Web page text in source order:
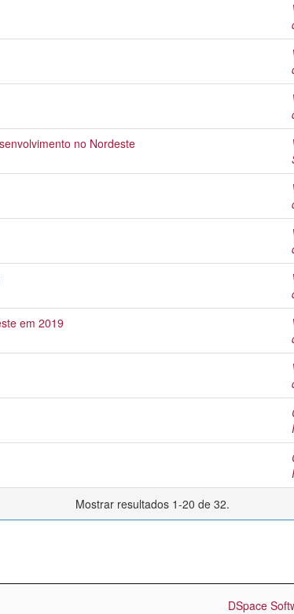
no Nordeste
em 2019
Mostrar resultados 1-20 de 32.
DSpace